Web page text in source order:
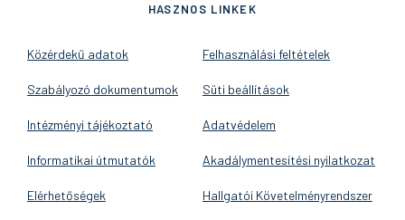
HASZNOS LINKEK
Közérdekű adatok
Szabályozó dokumentumok
Intézményi tájékoztató
Informatikai útmutatók
Elérhetőségek
Felhasználási feltételek
Süti beállítások
Adatvédelem
Akadálymentesítési nyilatkozat
Hallgatói Követelményrendszer